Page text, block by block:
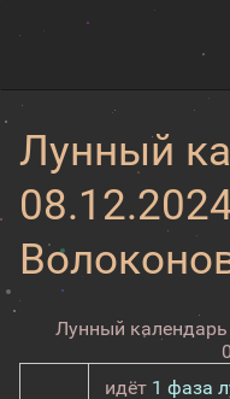
Лунный
Лунный
идёт 1 фаза